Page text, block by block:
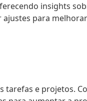
insights
para
e projetos.